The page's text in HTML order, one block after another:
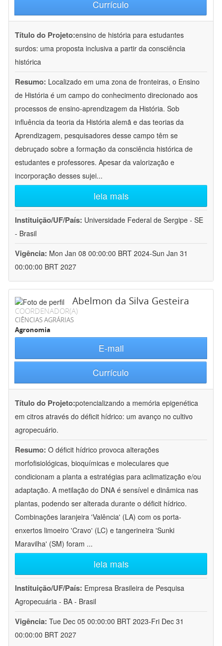
Currículo
Título do Projeto:ensino de história para estudantes
surdos: uma proposta inclusiva a partir da consciência
histórica
Resumo: Localizado em uma zona de fronteiras, o Ensino
de História é um campo do conhecimento direcionado aos
processos de ensino-aprendizagem da História. Sob
influência da teoria da História alemã e das teorias da
Aprendizagem, pesquisadores desse campo têm se
debruçado sobre a formação da consciência histórica de
estudantes e professores. Apesar da valorização e
incorporação desses sujei...
leia mais
Instituição/UF/País: Universidade Federal de Sergipe - SE
- Brasil
Vigência: Mon Jan 08 00:00:00 BRT 2024-Sun Jan 31
00:00:00 BRT 2027
Abelmon da Silva Gesteira
COORDENADOR(A)
CIÊNCIAS AGRÁRIAS
Agronomia
E-mail
Currículo
Título do Projeto:potencializando a memória epigenética
em citros através do déficit hídrico: um avanço no cultivo
agropecuário.
Resumo: O déficit hídrico provoca alterações
morfofisiológicas, bioquímicas e moleculares que
condicionam a planta a estratégias para aclimatização e/ou
adaptação. A metilação do DNA é sensível e dinâmica nas
plantas, podendo ser alterada durante o déficit hídrico.
Combinações laranjeira 'Valência' (LA) com os porta-
enxertos limoeiro 'Cravo' (LC) e tangerineira 'Sunki
Maravilha' (SM) foram ...
leia mais
Instituição/UF/País: Empresa Brasileira de Pesquisa
Agropecuária - BA - Brasil
Vigência: Tue Dec 05 00:00:00 BRT 2023-Fri Dec 31
00:00:00 BRT 2027